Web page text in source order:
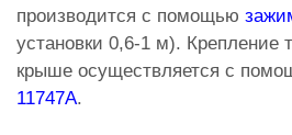
производится с помощью
установки 0,6-1 м). Крепление
крыше осуществляется с
11747A.